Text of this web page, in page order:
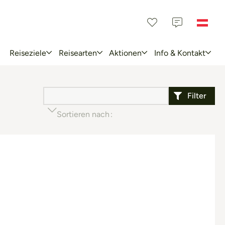
Reiseziele Reisearten Aktionen Info & Kontakt
Filter
Sortieren nach